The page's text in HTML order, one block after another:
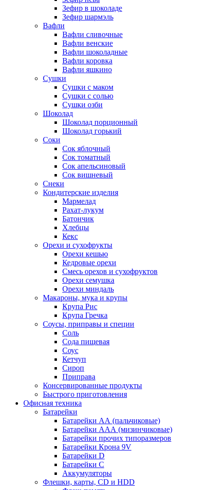
Зефир в шоколаде
Зефир шармэль
Вафли
Вафли сливочные
Вафли венские
Вафли шоколадные
Вафли коровка
Вафли яшкино
Сушки
Сушки с маком
Сушки с солью
Сушки озби
Шоколад
Шоколад порционный
Шоколад горький
Соки
Сок яблочный
Сок томатный
Сок апельсиновый
Сок вишневый
Снеки
Кондитерские изделия
Мармелад
Рахат-лукум
Батончик
Хлебцы
Кекс
Орехи и сухофрукты
Орехи кешью
Кедровые орехи
Смесь орехов и сухофруктов
Орехи семушка
Орехи миндаль
Макароны, мука и крупы
Крупа Рис
Крупа Гречка
Соусы, приправы и специи
Соль
Сода пищевая
Соус
Кетчуп
Сироп
Приправа
Консервированные продукты
Быстрого приготовления
Офисная техника
Батарейки
Батарейки АА (пальчиковые)
Батарейки ААА (мизинчиковые)
Батарейки прочих типоразмеров
Батарейки Крона 9V
Батарейки D
Батарейки С
Аккумуляторы
Флешки, карты, CD и HDD